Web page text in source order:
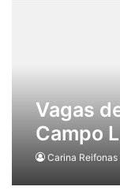
Vagas
Campo
e-
Carina Reifonas